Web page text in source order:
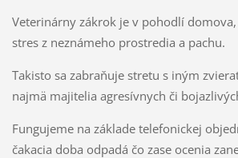
Veterinárny zákrok je v pohodlí
stres z neznámeho prostredia a pachu.
Takisto sa zabraňuje stretu s iným
najmä majitelia agresívnych či
Fungujeme na základe telefonickej
čakacia doba odpadá čo zase ocenia